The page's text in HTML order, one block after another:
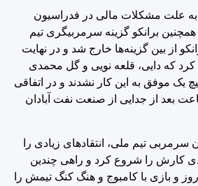
به علت مشکلات مالی در فدراسیون
همچنین برانکو گزینه سرمربیگری تیم
از بین گزینه‌ها خارج شد و در نهایت
کرد که دایی، قلعه نویی و گل محمدی
یک موفق به این کار نشدند و در اتفاقی
اسکوچیچ ۴۸ ساعت بعد از جدایی از صنعت نفت آبادان
سرمربی تیم ملی، انتقادهای زیادی را
کارش را شروع کرد و راهی چندین
و بازی با کامبوج و هنگ کنگ تیمش را